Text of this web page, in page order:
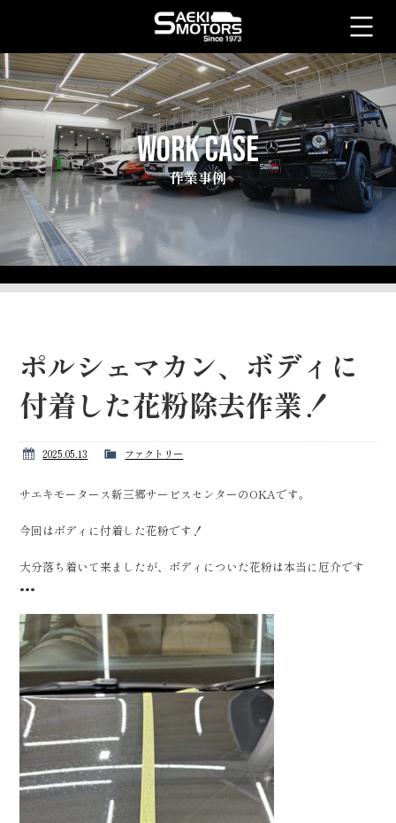
WORK CASE
作業事例
ポルシェマカン、ボディに
付着した花粉除去作業！
2025.05.13 ファクトリー
サエキモータース新三郷サービスセンターのOKAです。
今回はボディに付着した花粉です！
大分落ち着いて来ましたが、ボディについた花粉は本当に厄介です
•••